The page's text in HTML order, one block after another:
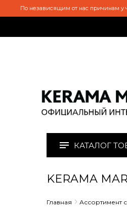
По независящим от нас причинам у
КАТАЛОГ
KERAMA
Главная Ассортимент